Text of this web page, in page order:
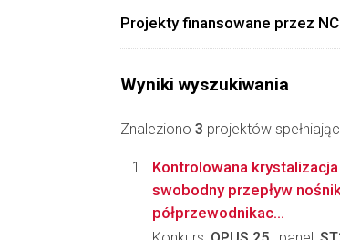
Projekty finansowane przez
Wyniki wyszukiwania
Znaleziono 3 projektów
Kontrolowana
swobodny przepływ
półprzewodnikac...